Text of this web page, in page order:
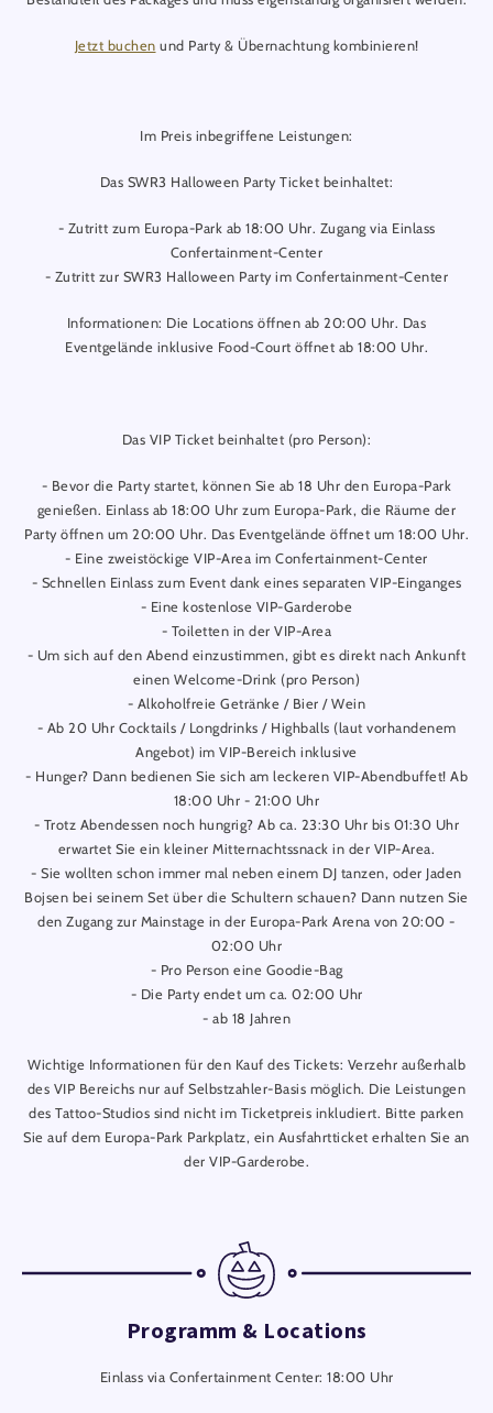
Jetzt buchen und Party & Übernachtung kombinieren!
Im Preis inbegriffene Leistungen:
Das SWR3 Halloween Party Ticket beinhaltet:
- Zutritt zum Europa-Park ab 18:00 Uhr. Zugang via Einlass
Confertainment-Center
- Zutritt zur SWR3 Halloween Party im Confertainment-Center
Informationen: Die Locations öffnen ab 20:00 Uhr. Das
Eventgelände inklusive Food-Court öffnet ab 18:00 Uhr.
Das VIP Ticket beinhaltet (pro Person):
- Bevor die Party startet, können Sie ab 18 Uhr den Europa-Park
genießen. Einlass ab 18:00 Uhr zum Europa-Park, die Räume der
Party öffnen um 20:00 Uhr. Das Eventgelände öffnet um 18:00 Uhr.
- Eine zweistöckige VIP-Area im Confertainment-Center
- Schnellen Einlass zum Event dank eines separaten VIP-Einganges
- Eine kostenlose VIP-Garderobe
- Toiletten in der VIP-Area
- Um sich auf den Abend einzustimmen, gibt es direkt nach Ankunft
einen Welcome-Drink (pro Person)
- Alkoholfreie Getränke / Bier / Wein
- Ab 20 Uhr Cocktails / Longdrinks / Highballs (laut vorhandenem
Angebot) im VIP-Bereich inklusive
- Hunger? Dann bedienen Sie sich am leckeren VIP-Abendbuffet! Ab
18:00 Uhr - 21:00 Uhr
- Trotz Abendessen noch hungrig? Ab ca. 23:30 Uhr bis 01:30 Uhr
erwartet Sie ein kleiner Mitternachtssnack in der VIP-Area.
- Sie wollten schon immer mal neben einem DJ tanzen, oder Jaden
Bojsen bei seinem Set über die Schultern schauen? Dann nutzen Sie
den Zugang zur Mainstage in der Europa-Park Arena von 20:00 -
02:00 Uhr
- Pro Person eine Goodie-Bag
- Die Party endet um ca. 02:00 Uhr
- ab 18 Jahren
Wichtige Informationen für den Kauf des Tickets: Verzehr außerhalb
des VIP Bereichs nur auf Selbstzahler-Basis möglich. Die Leistungen
des Tattoo-Studios sind nicht im Ticketpreis inkludiert. Bitte parken
Sie auf dem Europa-Park Parkplatz, ein Ausfahrtticket erhalten Sie an
der VIP-Garderobe.
Programm & Locations
Einlass via Confertainment Center: 18:00 Uhr